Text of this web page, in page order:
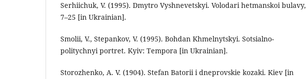
Serhiichuk, V. (1995). Dmytro Vyshnevetskyi. Volodari hetmanskoi bulavy,
7–25 [in Ukrainian].
Smolii, V., Stepankov, V. (1995). Bohdan Khmelnytskyi. Sotsialno-
politychnyi portret. Kyiv: Tempora [in Ukrainian].
Storozhenko, A. V. (1904). Stefan Batorii i dneprovskie kozaki. Kiev [in